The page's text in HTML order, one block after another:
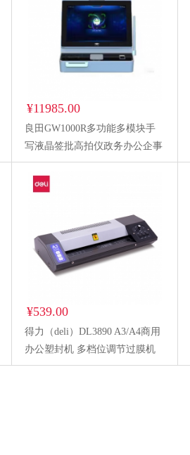
¥11985.00
良田GW1000R多功能多模块手
写液晶签批高拍仪政务办公企事
业单位
¥539.00
得力（deli）DL3890 A3/A4商用
办公塑封机 多档位调节过膜机
全金属大功率耐用压膜 自动进